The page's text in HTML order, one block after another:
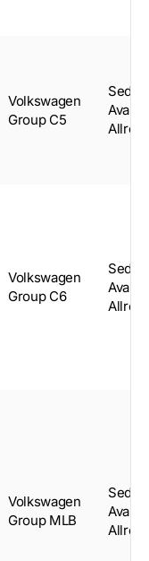
Volkswagen
Group C5
Avant,
Volkswagen
Group C6
Avant,
Volkswagen
Group MLB
Avant,